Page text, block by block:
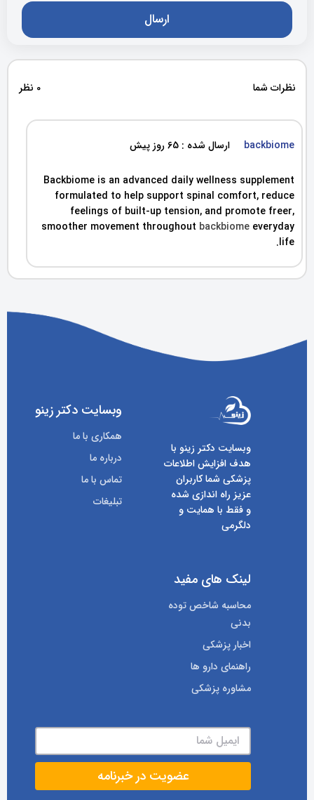
نظرات شما 0 نظر
backbiome ارسال شده : 65 روز پیش
Backbiome is an advanced daily wellness supplement
formulated to help support spinal comfort, reduce
feelings of built-up tension, and promote freer,
smoother movement throughout backbiome everyday
life.
وبسایت دکتر زینو با
هدف افزایش اطلاعات
پزشکی شما کاربران
عزیز راه اندازی شده
و فقط با همایت و
دلگرمی
وبسایت دکتر زینو
همکاری با ما
درباره ما
تماس با ما
تبلیغات
لینک های مفید
محاسبه شاخص توده
بدنی
اخبار پزشکی
راهنمای دارو ها
مشاوره پزشکی